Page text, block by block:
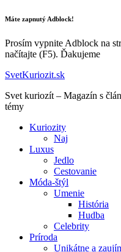
Máte zapnutý Adblock!
Prosím vypnite Adblock na
načítajte (F5). Ďakujeme
SvetKuriozit.sk
Svet kuriozít – Magazín s
témy
Kuriozity
Naj
Luxus
Jedlo
Cestovanie
Móda-štýl
Umenie
História
Hudba
Celebrity
Príroda
Unikátne a